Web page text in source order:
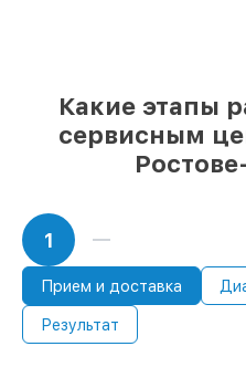
Какие этапы
сервисным
1
Прием и доставка
Результат